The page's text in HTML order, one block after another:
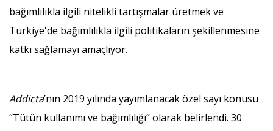
bağımlılıkla ilgili nitelikli tartışmalar üretmek ve
Türkiye'de bağımlılıkla ilgili politikaların şekillenmesine
katkı sağlamayı amaçlıyor.
Addicta’nın 2019 yılında yayımlanacak özel sayı konusu
“Tütün kullanımı ve bağımlılığı” olarak belirlendi. 30